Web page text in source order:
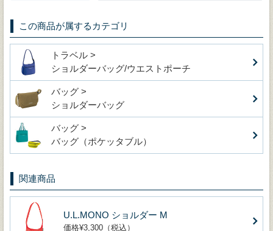
この商品が属するカテゴリ
トラベル >
ショルダーバッグ/ウエストポーチ
バッグ >
ショルダーバッグ
バッグ >
バッグ（ポケッタブル）
関連商品
U.L.MONO ショルダー M
価格¥3,300（税込）